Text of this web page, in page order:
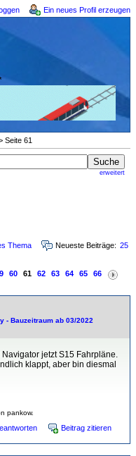
Ein neues Profil erzeugen
Seite 61
erweitert
Thema Neueste Beiträge: 25
60 61 62 63 64 65 66
- Bauzeitraum ab 03/2022
jetzt S15 Fahrpläne.
klappt, aber bin diesmal
pankow.
Beitrag zitieren